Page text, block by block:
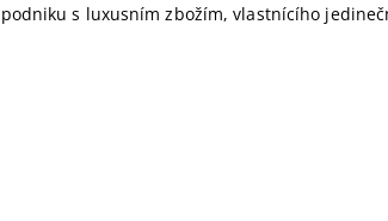
podniku s luxusním zbožím, vlastnícího